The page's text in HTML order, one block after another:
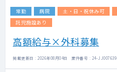
常勤 病院 土・日・祝休み可
託児施設あり
高額給与×外科募集
掲載更新日 : 2026年08月04日 案件番号 : 24-JJ007639